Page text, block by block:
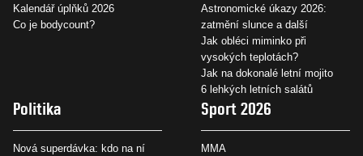
Kalendář úplňků 2026
Co je bodycount?
Astronomické úkazy 2026:
zatmění slunce a další
Jak obléci miminko při
vysokých teplotách?
Jak na dokonalé letní mojito
6 lehkých letních salátů
Politika
Nová superdávka: kdo na ní
Sport 2026
MMA